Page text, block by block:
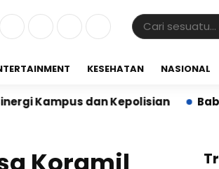
KESEHATAN NASIONAL
dan Kepolisian Babinsa